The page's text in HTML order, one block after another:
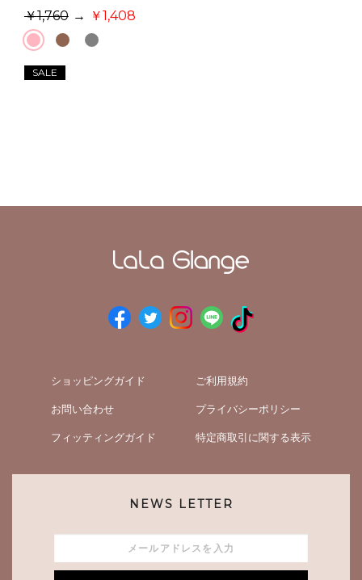
1,408
1,760 →
SALE
ショッピングガイド
お問い合わせ
フィッティングガイド
ご利用規約
プライバシーポリシー
特定商取引に関する表示
NEWS LETTER